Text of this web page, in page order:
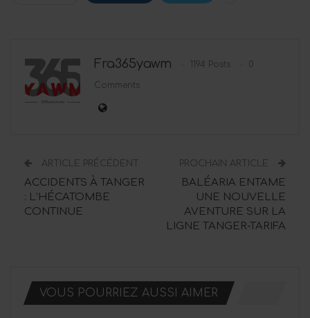
Fra365yawm 1194 Posts 0
Comments
ARTICLE PRÉCÉDENT
ACCIDENTS À TANGER
: L’HÉCATOMBE
CONTINUE
PROCHAIN ARTICLE
BALÉARIA ENTAME
UNE NOUVELLE
AVENTURE SUR LA
LIGNE TANGER-TARIFA
VOUS POURRIEZ AUSSI AIMER